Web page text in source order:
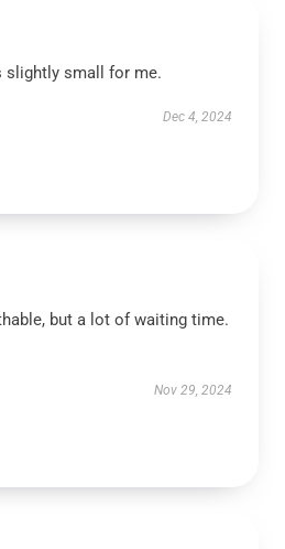
slightly small for me.
Dec 4, 2024
but a lot of waiting time.
Nov 29, 2024